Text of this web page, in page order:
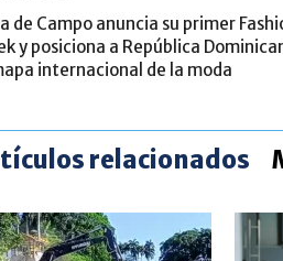
de Campo anuncia su primer
y posiciona a República
internacional de la moda
relacionados